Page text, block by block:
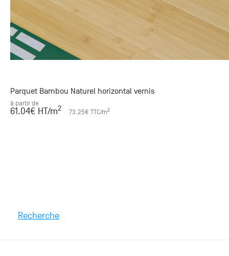
Parquet Bambou Naturel horizontal vernis
à partir de
61.04€ HT/m2 73.25€ TTC/m2
Recherche